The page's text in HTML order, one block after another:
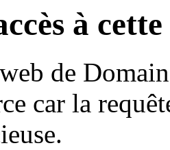
à
de
car la